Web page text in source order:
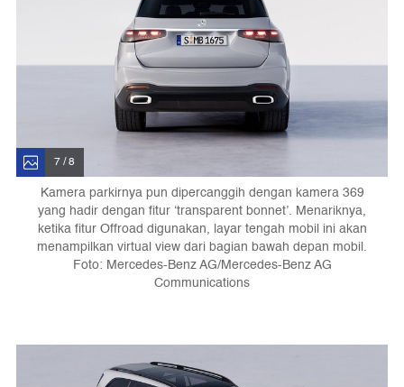
7 / 8
Kamera parkirnya pun dipercanggih dengan kamera 369
yang hadir dengan fitur ‘transparent bonnet’. Menariknya,
ketika fitur Offroad digunakan, layar tengah mobil ini akan
menampilkan virtual view dari bagian bawah depan mobil.
Foto: Mercedes-Benz AG/Mercedes-Benz AG
Communications